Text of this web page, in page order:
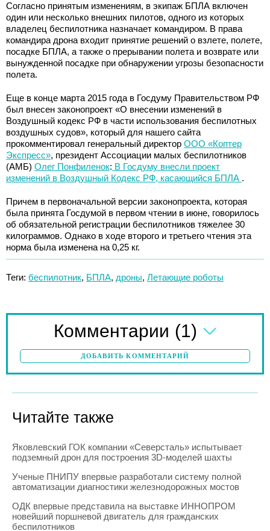
Согласно принятым изменениям, в экипаж БПЛА включен
один или несколько внешних пилотов, одного из которых
владелец беспилотника назначает командиром. В права
командира дрона входит принятие решений о взлете, полете,
посадке БПЛА, а также о прерывании полета и возврате или
вынужденной посадке при обнаружении угрозы безопасности
полета.
Еще в конце марта 2015 года в Госдуму Правительством РФ
был внесен законопроект «О внесении изменений в
Воздушный кодекс РФ в части использования беспилотных
воздушных судов», который для нашего сайта
прокомментировал генеральный директор ООО «Коптер
Экспресс», президент Ассоциации малых беспилотников
(АМБ) Олег Понфиленок: В Госдуму внесли проект
изменений в Воздушный Кодекс РФ, касающийся БПЛА .
Причем в первоначальной версии законопроекта, которая
была принята Госдумой в первом чтении в июне, говорилось
об обязательной регистрации беспилотников тяжелее 30
килограммов. Однако в ходе второго и третьего чтения эта
норма была изменена на 0,25 кг.
Теги: беспилотник, БПЛА, дроны, Летающие роботы
Комментарии (1)
ДОБАВИТЬ КОММЕНТАРИЙ
Читайте также
Яковлевский ГОК компании «Северсталь» испытывает
подземный дрон для построения 3D-моделей шахты
Ученые ПНИПУ впервые разработали систему полной
автоматизации диагностики железнодорожных мостов
ОДК впервые представила на выставке ИННОПРОМ
новейший поршневой двигатель для гражданских
беспилотников